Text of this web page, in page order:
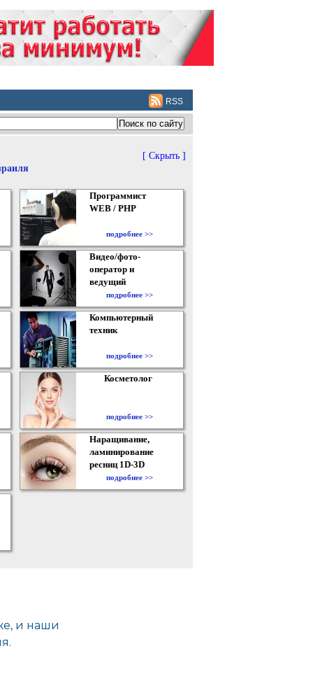
RSS
[ Скрыть ]
Программист
WEB / PHP
подробнее >>
Видео/фото-
оператор и
ведущий
подробнее >>
Компьютерный
техник
подробнее >>
Косметолог
подробнее >>
Наращивание,
ламинирование
ресниц 1D-3D
подробнее >>